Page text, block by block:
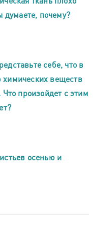
думаете, почему?
себе, что в
веществ
произойдет с этим
осенью и